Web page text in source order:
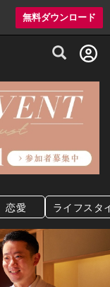
無料ダウンロード
アムレストラン予約
恋愛 ライフスタ